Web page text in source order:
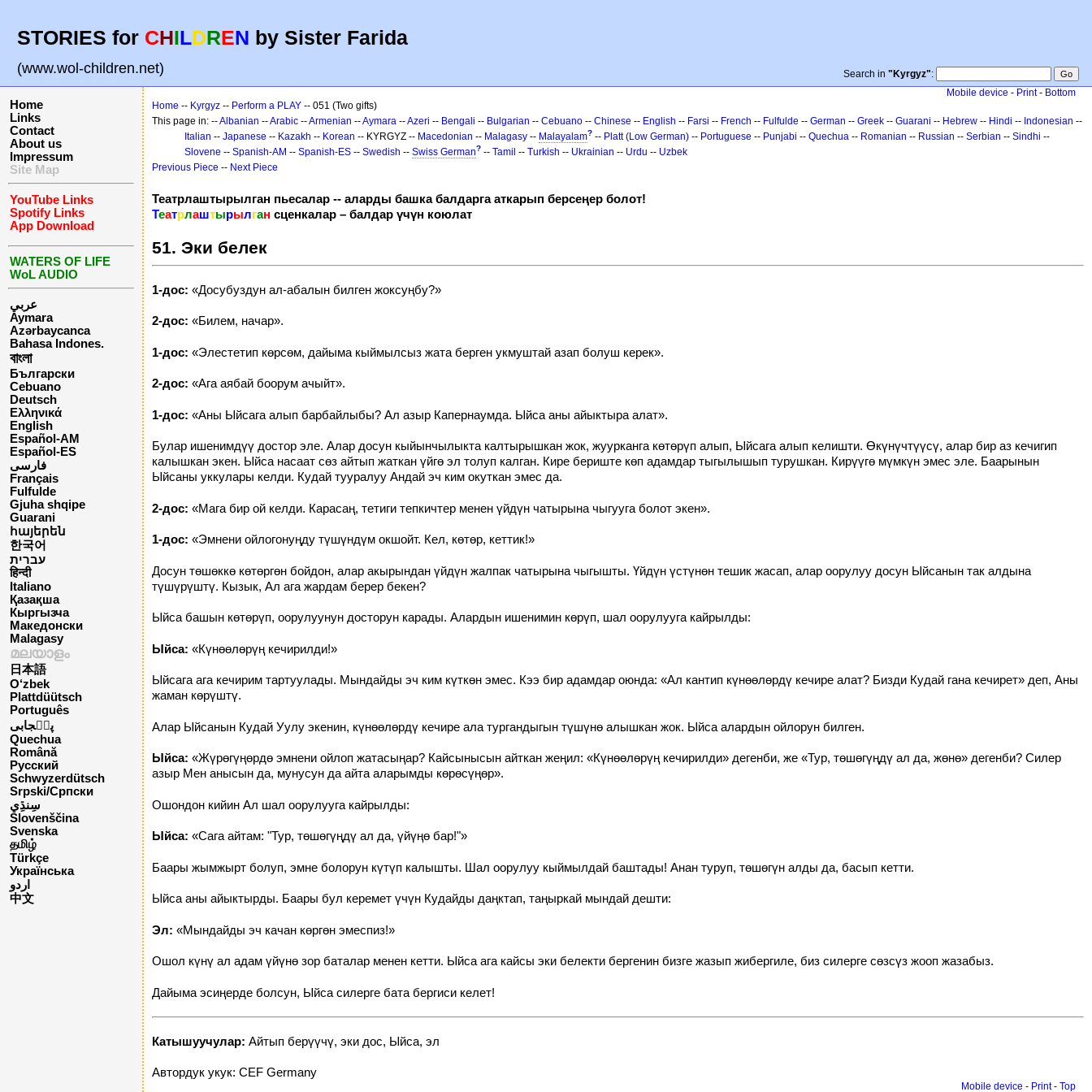
STORIES for CHILDREN by Sister Farida
(www.wol-children.net) Search in "Kyrgyz":
Home
Links
Contact
About us
Impressum
Site Map
YouTube Links
Spotify Links
App Download
WATERS OF LIFE
WoL AUDIO
عربي
Aymara
Azərbaycanca
Bahasa Indones.
বাংলা
Български
Cebuano
Deutsch
Ελληνικά
English
Español-AM
Español-ES
فارسی
Français
Fulfulde
Gjuha shqipe
Guarani
հայերեն
한국어
עברית
हिन्दी
Italiano
Қазақша
Кыргызча
Македонски
Malagasy
മലയാളം
日本語
O‘zbek
Plattdüütsch
Português
پن٘جابی
Quechua
Română
Русский
Schwyzerdütsch
Srpski/Српски
Slovenščina
Svenska
தமிழ்
Türkçe
Українська
اردو
中文
Mobile device - Print- Bottom
Home -- Kyrgyz -- Perform a PLAY -- 051 (Two gifts)
This page in: --Albanian --Arabic --Armenian --Aymara --Azeri -- Bengali -- Bulgarian -- Cebuano -- Chinese -- English -- Farsi -- French -- Fulfulde -- German -- Greek -- Guarani -- Hebrew -- Hindi -- Indonesian --
Italian -- Japanese -- Kazakh -- Korean -- KYRGYZ -- Macedonian -- Malagasy -- Malayalam? -- Platt (Low German) -- Portuguese -- Punjabi -- Quechua -- Romanian -- Russian -- Serbian -- Sindhi --
Slovene -- Spanish-AM -- Spanish-ES -- Swedish -- Swiss German? -- Tamil -- Turkish -- Ukrainian -- Urdu -- Uzbek
Previous Piece -- Next Piece
Театрлаштырылган пьесалар -- аларды башка балдарга аткарып берсеңер болот!
Театрлаштырылган сценкалар – балдар үчүн коюлат
51. Эки белек
1-дос: «Досубуздун ал-абалын билген жоксуңбу?»
2-дос: «Билем, начар».
1-дос: «Элестетип көрсөм, дайыма кыймылсыз жата берген укмуштай азап болуш керек».
2-дос: «Ага аябай боорум ачыйт».
1-дос: «Аны Ыйсага алып барбайлыбы? Ал азыр Капернаумда. Ыйса аны айыктыра алат».
Булар ишенимдүү достор эле. Алар досун кыйынчылыкта калтырышкан жок, жуурканга көтөрүп алып, Ыйсага алып келишти. Өкүнүчтүүсү, алар бир аз кечигип
калышкан экен. Ыйса насаат сөз айтып жаткан үйгө эл толуп калган. Кире бериште көп адамдар тыгылышып турушкан. Кирүүгө мүмкүн эмес эле. Баарынын
Ыйсаны уккулары келди. Кудай тууралуу Андай эч ким окуткан эмес да.
2-дос: «Мага бир ой келди. Карасаң, тетиги тепкичтер менен үйдүн чатырына чыгууга болот экен».
1-дос: «Эмнени ойлогонуңду түшүндүм окшойт. Кел, көтөр, кеттик!»
Досун төшөккө көтөргөн бойдон, алар акырындан үйдүн жалпак чатырына чыгышты. Үйдүн үстүнөн тешик жасап, алар оорулуу досун Ыйсанын так алдына
түшүрүштү. Кызык, Ал ага жардам берер бекен?
Ыйса башын көтөрүп, оорулуунун досторун карады. Алардын ишенимин көрүп, шал оорулууга кайрылды:
Ыйса: «Күнөөлөрүң кечирилди!»
Ыйсага ага кечирим тартуулады. Мындайды эч ким күткөн эмес. Кээ бир адамдар оюнда: «Ал кантип күнөөлөрдү кечире алат? Бизди Кудай гана кечирет» деп, Аны
жаман көрүштү.
Алар Ыйсанын Кудай Уулу экенин, күнөөлөрдү кечире ала тургандыгын түшүнө алышкан жок. Ыйса алардын ойлорун билген.
Ыйса: «Жүрөгүңөрдө эмнени ойлоп жатасыңар? Кайсынысын айткан жеңил: «Күнөөлөрүң кечирилди» дегенби, же «Тур, төшөгүңдү ал да, жөнө» дегенби? Силер
азыр Мен анысын да, мунусун да айта аларымды көрөсүңөр».
Ошондон кийин Ал шал оорулууга кайрылды:
Ыйса: «Сага айтам: "Тур, төшөгүңдү ал да, үйүңө бар!"»
Баары жымжырт болуп, эмне болорун күтүп калышты. Шал оорулуу кыймылдай баштады! Анан туруп, төшөгүн алды да, басып кетти.
Ыйса аны айыктырды. Баары бул керемет үчүн Кудайды даңктап, таңыркай мындай дешти:
Эл: «Мындайды эч качан көргөн эмеспиз!»
Ошол күнү ал адам үйүнө зор баталар менен кетти. Ыйса ага кайсы эки белекти бергенин бизге жазып жибергиле, биз силерге сөзсүз жооп жазабыз.
Дайыма эсиңерде болсун, Ыйса силерге бата бергиси келет!
Катышуучулар: Айтып берүүчү, эки дос, Ыйса, эл
Автордук укук: CEF Germany
Mobile device - Print- Top